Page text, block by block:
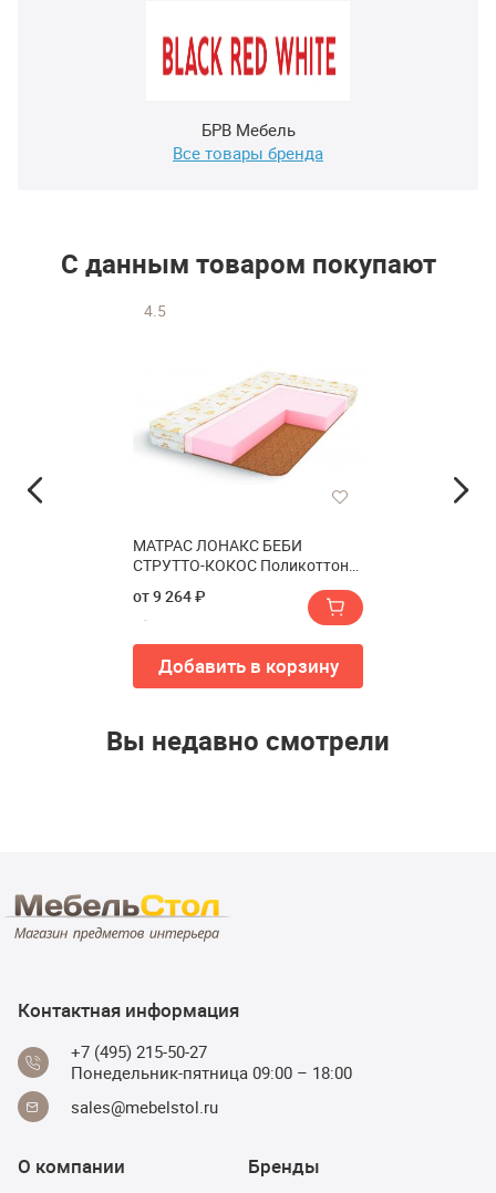
БРВ Мебель
Все товары бренда
С данным товаром покупают
4.5
МАТРАС ЛОНАКС БЕБИ
СТРУТТО-КОКОС Поликоттон
BABY STRUTTO-COCOS
Поликоттон 80/200 см)
от 9 264 ₽
Добавить в корзину
Вы недавно смотрели
Контактная информация
+7 (495) 215-50-27
Понедельник-пятница 09:00 – 18:00
sales@mebelstol.ru
О компании
Бренды